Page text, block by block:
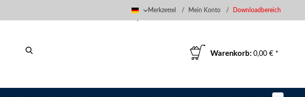
Deutsch
Merkzettel Mein Konto Downloadbereich
Warenkorb: 0,00 € *